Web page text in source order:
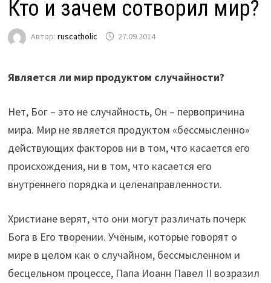
Кто и зачем сотворил мир?
Автор:ruscatholic 27.09.2014
Является ли мир продуктом случайности?
Нет, Бог – это не случайность, Он – первопричина
мира. Мир не является продуктом «бессмысленно»
действующих факторов ни в том, что касается его
происхождения, ни в том, что касается его
внутреннего порядка и целенаправленности.
Христиане верят, что они могут различать почерк
Бога в Его творении. Учёным, которые говорят о
мире в целом как о случайном, бессмысленном и
бесцельном процессе, Папа Иоанн Павел II возразил